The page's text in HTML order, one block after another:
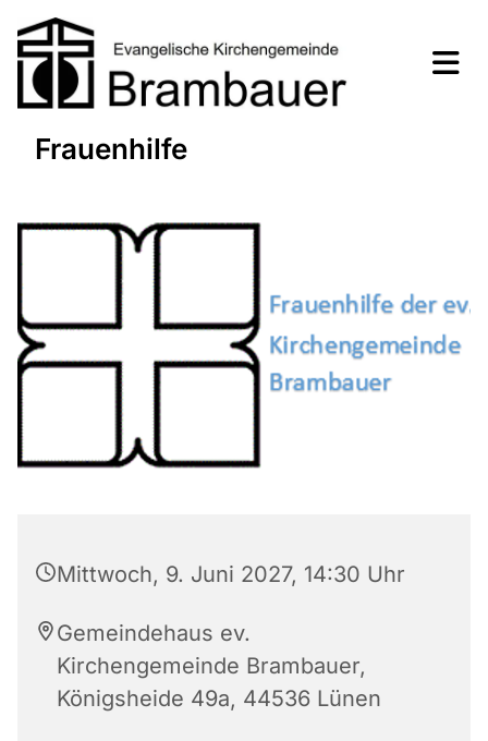
Frauenhilfe
Mittwoch, 9. Juni 2027, 14:30 Uhr
Gemeindehaus ev.
Kirchengemeinde Brambauer,
Königsheide 49a, 44536 Lünen